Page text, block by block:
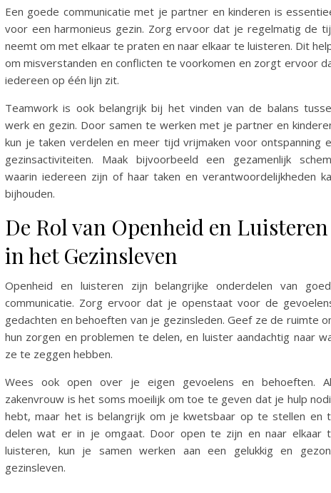
Een goede communicatie met je partner en kinderen is
voor een harmonieus gezin. Zorg ervoor dat je regelmatig de
neemt om met elkaar te praten en naar elkaar te luisteren. Dit
om misverstanden en conflicten te voorkomen en zorgt ervoor
iedereen op één lijn zit.
Teamwork is ook belangrijk bij het vinden van de balans
werk en gezin. Door samen te werken met je partner en
kun je taken verdelen en meer tijd vrijmaken voor ontspanning
gezinsactiviteiten. Maak bijvoorbeeld een gezamenlijk
waarin iedereen zijn of haar taken en verantwoordelijkheden
bijhouden.
De Rol van Openheid en Luisteren
in het Gezinsleven
Openheid en luisteren zijn belangrijke onderdelen van
communicatie. Zorg ervoor dat je openstaat voor de
gedachten en behoeften van je gezinsleden. Geef ze de ruimte
hun zorgen en problemen te delen, en luister aandachtig naar
ze te zeggen hebben.
Wees ook open over je eigen gevoelens en behoeften.
zakenvrouw is het soms moeilijk om toe te geven dat je hulp
hebt, maar het is belangrijk om je kwetsbaar op te stellen en
delen wat er in je omgaat. Door open te zijn en naar elkaar
luisteren, kun je samen werken aan een gelukkig en
gezinsleven.